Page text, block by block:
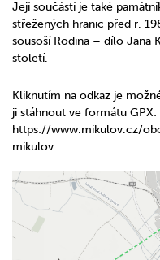
Její součástí je také
střežených hranic před r.
sousoší Rodina – dílo Jana
století.
Kliknutím na odkaz je
ji stáhnout ve formátu GPX:
https://www.mikulov.cz/
mikulov